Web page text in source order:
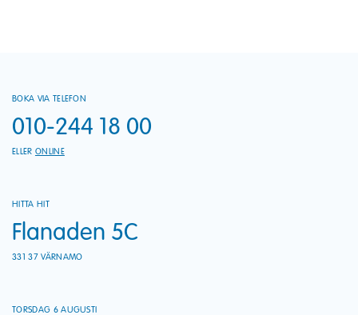
BOKA VIA TELEFON
010-244 18 00
ELLER ONLINE
HITTA HIT
Flanaden 5C
331 37 VÄRNAMO
TORSDAG 6 AUGUSTI